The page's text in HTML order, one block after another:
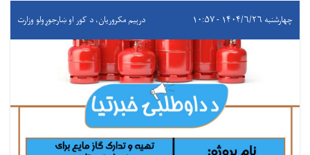
چهارشنبه ۱۴۰۴/۶/۲۶ - ۱۰:۵۷ درېيم مکروریان، د کور او ښارجوړولو وزارت